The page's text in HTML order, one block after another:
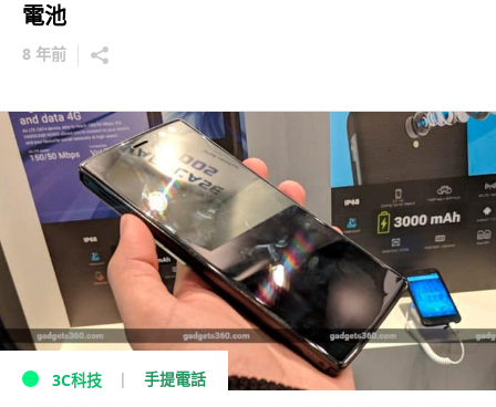
電池
8 年前
3C科技 手提電話